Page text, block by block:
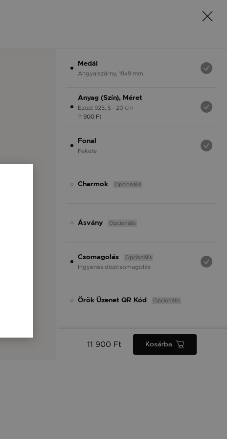
Medál
Angyalszárny, 19x9 mm
Anyag (Szín), Méret
Ezüst 925, S - 20 cm
11 900 Ft
Fonal
Fekete
Charmok Opcionális
Ásvány Opcionális
Csomagolás Opcionális
Ingyenes díszcsomagolás
Örök Üzenet QR Kód Opcionális
11 900 Ft Kosárba